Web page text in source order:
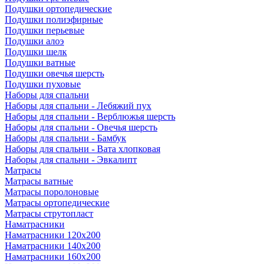
Подушки ортопедические
Подушки полиэфирные
Подушки перьевые
Подушки алоэ
Подушки шелк
Подушки ватные
Подушки овечья шерсть
Подушки пуховые
Наборы для спальни
Наборы для спальни - Лебяжий пух
Наборы для спальни - Верблюжья шерсть
Наборы для спальни - Овечья шерсть
Наборы для спальни - Бамбук
Наборы для спальни - Вата хлопковая
Наборы для спальни - Эвкалипт
Матрасы
Матрасы ватные
Матрасы поролоновые
Матрасы ортопедические
Матрасы струтопласт
Наматрасники
Наматрасники 120х200
Наматрасники 140х200
Наматрасники 160х200